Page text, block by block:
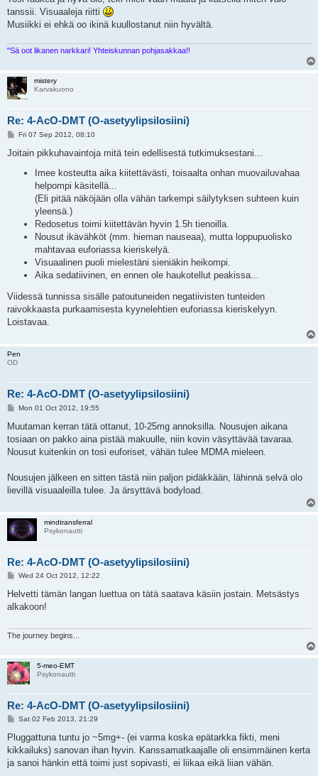
tanssii. Visuaaleja riitti
Musiikki ei ehkä oo ikinä kuullostanut niin hyvältä.
"Sä oot likanen narkkari! Yhteiskunnan pohjasakkaa!!
mistery
Karvakuono
Re: 4-AcO-DMT (O-asetyylipsilosiini)
P
s
Fri 07 Sep 2012, 08:10
Joitain pikkuhavaintoja mitä tein edellisestä tutkimuksestani...
Imee kosteutta aika kiitettävästi, toisaalta onhan muovailuvahaa
helpompi käsitellä...
(Eli pitää näköjään olla vähän tarkempi säilytyksen suhteen kuin
yleensä.)
Redosetus toimi kiitettävän hyvin 1.5h tienoilla.
Nousut ikävähköt (mm. hieman nauseaa), mutta loppupuolisko
mahtavaa euforiassa kieriskelyä.
Visuaalinen puoli mielestäni sieniäkin heikompi.
Aika sedatiivinen, en ennen ole haukotellut peakissa...
Viidessä tunnissa sisälle patoutuneiden negatiivisten tunteiden
raivokkaasta purkaamisesta kyynelehtien euforiassa kieriskelyyn.
Loistavaa.
Pen
OD
Re: 4-AcO-DMT (O-asetyylipsilosiini)
P
s
Mon 01 Oct 2012, 19:55
Muutaman kerran tätä ottanut, 10-25mg annoksilla. Nousujen aikana
tosiaan on pakko aina pistää makuulle, niin kovin väsyttävää tavaraa.
Nousut kuitenkin on tosi euforiset, vähän tulee MDMA mieleen.
Nousujen jälkeen en sitten tästä niin paljon pidäkkään, lähinnä selvä olo
lievillä visuaaleilla tulee. Ja ärsyttävä bodyload.
mindtransferral
Psykonautti
Re: 4-AcO-DMT (O-asetyylipsilosiini)
P
s
Wed 24 Oct 2012, 12:22
Helvetti tämän langan luettua on tätä saatava käsiin jostain. Metsästys
alkakoon!
The journey begins...
5-meo-EMT
Psykonautti
Re: 4-AcO-DMT (O-asetyylipsilosiini)
P
s
Sat 02 Feb 2013, 21:29
Pluggattuna tuntu jo ~5mg+- (ei varma koska epätarkka fikti, meni
kikkailuks) sanovan ihan hyvin. Kanssamatkaajalle oli ensimmäinen kerta
ja sanoi hänkin että toimi just sopivasti, ei liikaa eikä liian vähän.